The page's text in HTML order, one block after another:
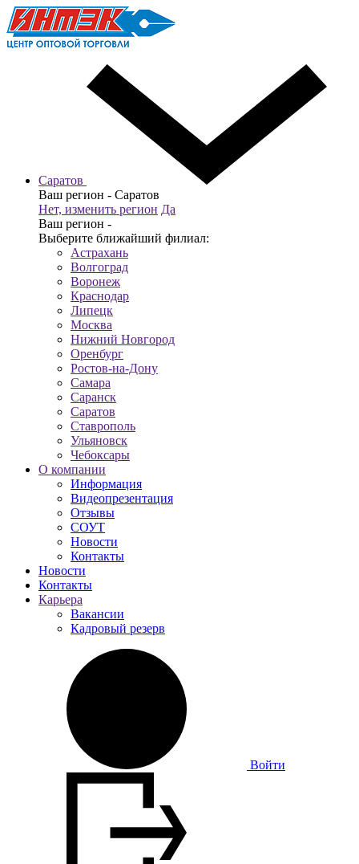
Саратов
Ваш регион - Саратов
Нет, изменить регион Да
Ваш регион -
Выберите ближайший филиал:
Астрахань
Волгоград
Воронеж
Краснодар
Липецк
Москва
Нижний Новгород
Оренбург
Ростов-на-Дону
Самара
Саранск
Саратов
Ставрополь
Ульяновск
Чебоксары
О компании
Информация
Видеопрезентация
Отзывы
СОУТ
Новости
Контакты
Новости
Контакты
Карьера
Вакансии
Кадровый резерв
Войти